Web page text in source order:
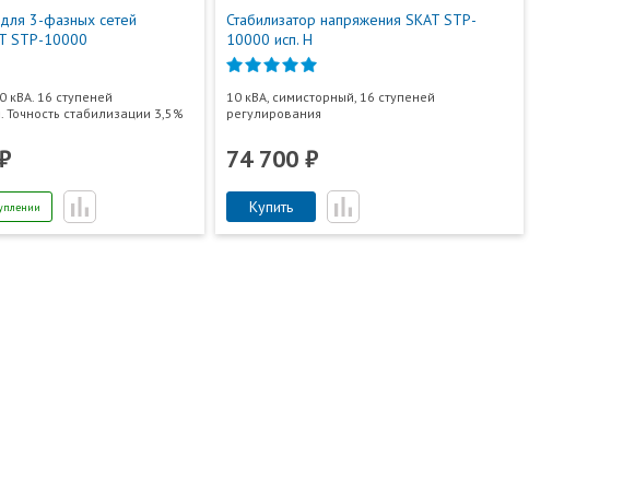
3-фазных сетей
STP-10000
кВА. 16 ступеней
Точность стабилизации 3,5%
Стабилизатор напряжения SKAT STP-
10000 исп. Н
10 кВА, симисторный, 16 ступеней
регулирования
74 700 ₽
Купить